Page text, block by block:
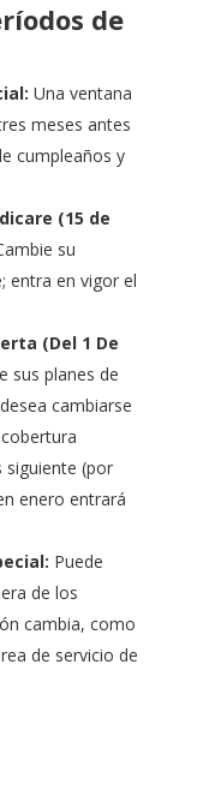
de
Una ventana
meses antes
cumpleaños y
(15 de
su
entra en vigor el
(Del 1 De
sus planes de
cambiarse
siguiente (por
enero entrará
Puede
de los
cambia, como
de servicio de